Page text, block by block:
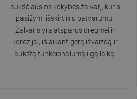
aukščiausios kokybės žalvarį, kuris
pasižymi išskirtiniu patvarumu.
Žalvaris yra atsparus drėgmei ir
korozijai, išlaikant gerą išvaizdą ir
aukštą funkcionalumą ilgą laiką.